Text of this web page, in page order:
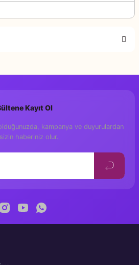
Yorum Yaz
Kayıt Ol
kampanya ve duyurulardan
haberiniz olur.